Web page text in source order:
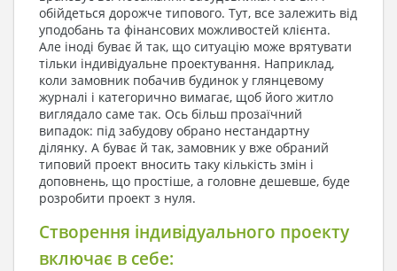
обійдеться дорожче типового. Тут, все залежить від
уподобань та фінансових можливостей клієнта.
Але іноді буває й так, що ситуацію може врятувати
тільки індивідуальне проектування. Наприклад,
коли замовник побачив будинок у глянцевому
журналі і категорично вимагає, щоб його житло
виглядало саме так. Ось більш прозаїчний
випадок: під забудову обрано нестандартну
ділянку. А буває й так, замовник у вже обраний
типовий проект вносить таку кількість змін і
доповнень, що простіше, а головне дешевше, буде
розробити проект з нуля.
Створення індивідуального проекту
включає в себе: